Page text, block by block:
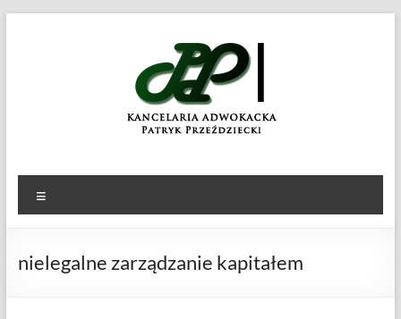
KANCELARIA
ADWOKACKA
nielegalne zarządzanie kapitałem